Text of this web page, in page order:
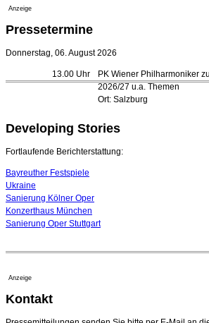
Opernhäuser gedenken vertriebener
Ensemblemitglieder
Festspiele
17. Juli 2026 - 18:03 Uhr
16. Juli 2026 - 22:49 Uhr
Quatuor Ebène wird mit Bremer
04. August 2026 - 13:30 Uhr
Anzeige
Pressetermine
Donnerstag, 06. August 2026
13.00 Uhr
PK Wiener Philharmoniker
2026/27 u.a. Themen
Ort: Salzburg
Developing Stories
Fortlaufende Berichterstattung:
Bayreuther Festspiele
Ukraine
Sanierung Kölner Oper
Konzerthaus München
Sanierung Oper Stuttgart
Anzeige
Kontakt